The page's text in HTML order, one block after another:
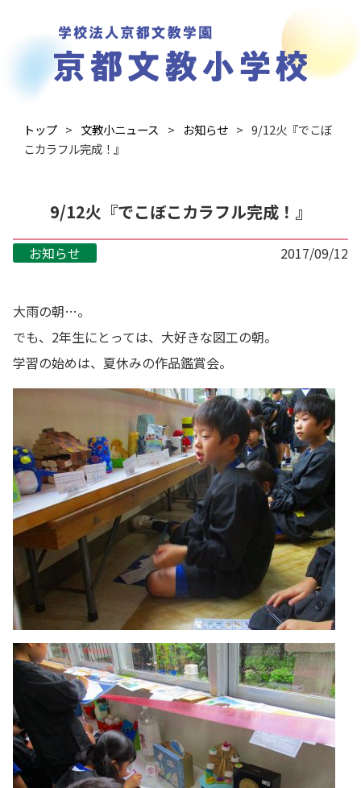
トップ 文教小ニュース お知らせ
9/12火『でこぼ
こカラフル完成！』
9/12火『でこぼこカラフル完成！』
お知らせ 2017/09/12
大雨の朝…。
でも、2年生にとっては、大好きな図工の朝。
学習の始めは、夏休みの作品鑑賞会。